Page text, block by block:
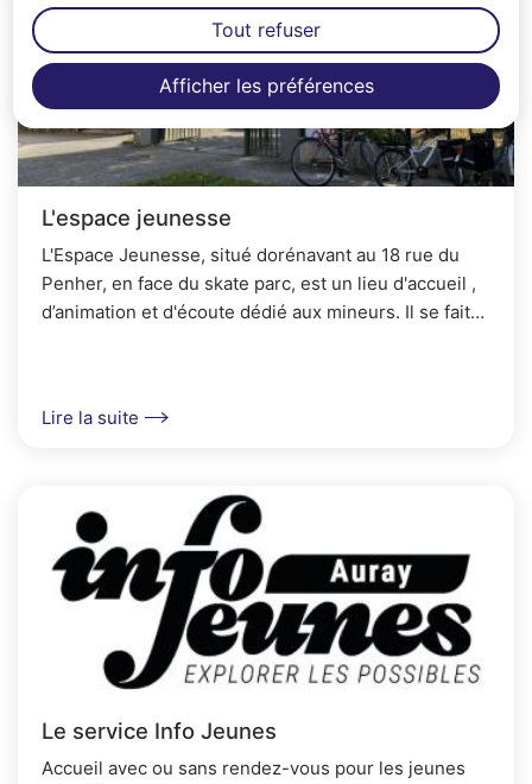
Afficher les préférences
Tout refuser
L'espace jeunesse
L'Espace Jeunesse, situé dorénavant au 18 rue du
Penher, en face du skate parc, est un lieu d'accueil ,
d’animation et d'écoute dédié aux mineurs. Il se fait
Lire la suite
Le service Info Jeunes
Accueil avec ou sans rendez-vous pour les jeunes